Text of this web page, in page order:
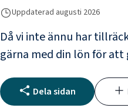
Uppdaterad augusti 2026
Då vi inte ännu har
gärna med din lön för
Dela sidan